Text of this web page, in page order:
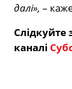
далі», –
каналі